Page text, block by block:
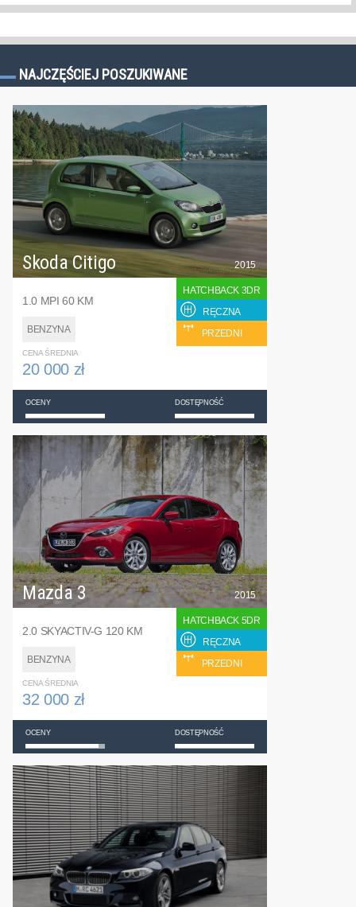
NAJCZĘŚCIEJ POSZUKIWANE
Skoda Citigo
1.0 MPI 60 KM
BENZYNA
2015
HATCHBACK 3DR
RĘCZNA
PRZEDNI
CENA ŚREDNIA
20 000 zł
OCENY DOSTĘPNOŚĆ
Mazda 3
2.0 SKYACTIV-G 120 KM
BENZYNA
2015
HATCHBACK 5DR
RĘCZNA
PRZEDNI
CENA ŚREDNIA
32 000 zł
OCENY DOSTĘPNOŚĆ